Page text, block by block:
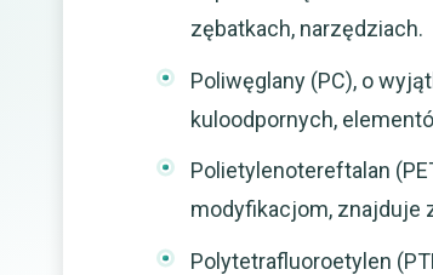
zębatkach, narzędziach.
Poliwęglany (PC), o
kuloodpornych,
Polietylenotereftalan
modyfikacjom, znajduje
Polytetrafluoroetylen